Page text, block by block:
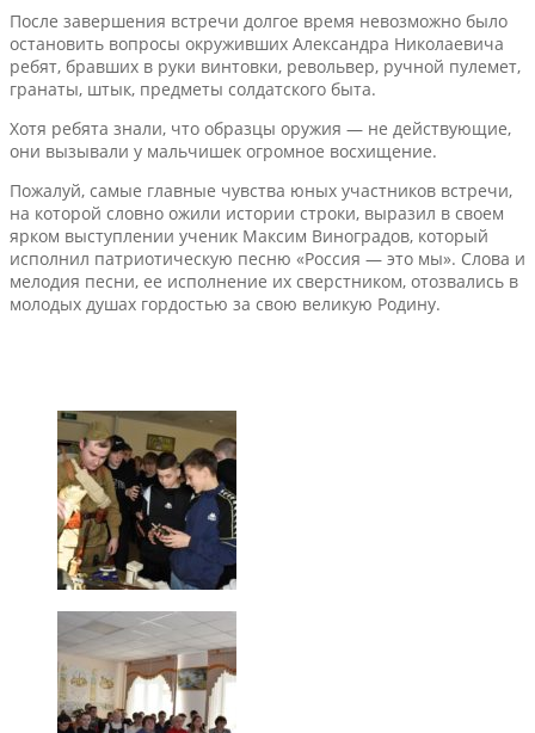
После завершения встречи долгое время невозможно было
остановить вопросы окруживших Александра Николаевича
ребят, бравших в руки винтовки, револьвер, ручной пулемет,
гранаты, штык, предметы солдатского быта.
Хотя ребята знали, что образцы оружия — не действующие,
они вызывали у мальчишек огромное восхищение.
Пожалуй, самые главные чувства юных участников встречи,
на которой словно ожили истории строки, выразил в своем
ярком выступлении ученик Максим Виноградов, который
исполнил патриотическую песню «Россия — это мы». Слова и
мелодия песни, ее исполнение их сверстником, отозвались в
молодых душах гордостью за свою великую Родину.